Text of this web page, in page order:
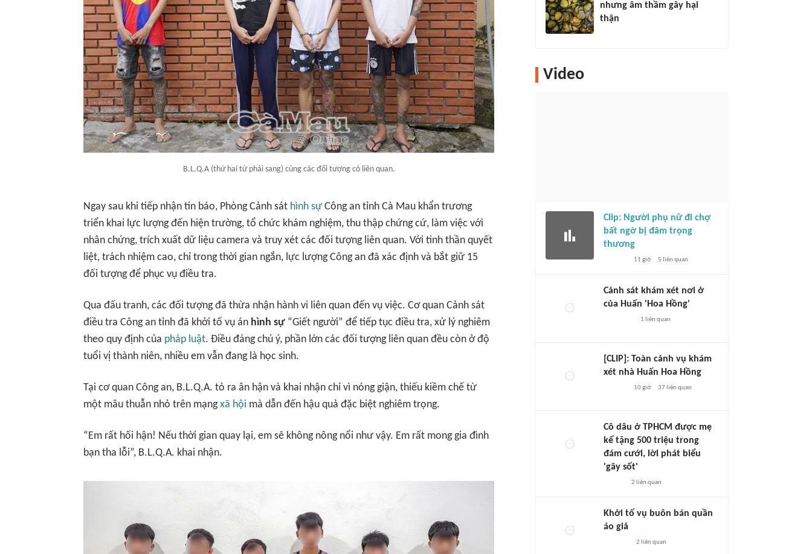
B.L.Q.A (thứ hai từ phải sang) cùng các đối tượng có liên quan.
Ngay sau khi tiếp nhận tin báo, Phòng Cảnh sát hình sự Công an tỉnh Cà Mau khẩn trương
triển khai lực lượng đến hiện trường, tổ chức khám nghiệm, thu thập chứng cứ, làm việc với
nhân chứng, trích xuất dữ liệu camera và truy xét các đối tượng liên quan. Với tinh thần quyết
liệt, trách nhiệm cao, chỉ trong thời gian ngắn, lực lượng Công an đã xác định và bắt giữ 15
đối tượng để phục vụ điều tra.
Qua đấu tranh, các đối tượng đã thừa nhận hành vi liên quan đến vụ việc. Cơ quan Cảnh sát
điều tra Công an tỉnh đã khởi tố vụ án hình sự “Giết người” để tiếp tục điều tra, xử lý nghiêm
theo quy định của pháp luật. Điều đáng chú ý, phần lớn các đối tượng liên quan đều còn ở độ
tuổi vị thành niên, nhiều em vẫn đang là học sinh.
Tại cơ quan Công an, B.L.Q.A. tỏ ra ân hận và khai nhận chỉ vì nóng giận, thiếu kiềm chế từ
một mâu thuẫn nhỏ trên mạngxã hội mà dẫn đến hậu quả đặc biệt nghiêm trọng.
“Em rất hối hận! Nếu thời gian quay lại, em sẽ không nông nổi như vậy. Em rất mong gia đình
bạn tha lỗi”, B.L.Q.A. khai nhận.
nhưng âm thầm gây hại
thận
Video
Clip: Người phụ nữ đi chợ
bất ngờ bị đâm trọng
thương
11 giờ 5 liên quan
Cảnh sát khám xét nơi ở
của Huấn 'Hoa Hồng'
1 liên quan
[CLIP]: Toàn cảnh vụ khám
xét nhà Huấn Hoa Hồng
10 giờ 37liên quan
Cô dâu ở TPHCM được mẹ
kế tặng 500 triệu trong
đám cưới, lời phát biểu
'gây sốt'
2 liên quan
Khởi tố vụ buôn bán quần
áo giả
2 liên quan